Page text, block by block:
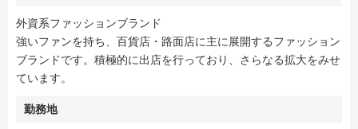
外資系ファッションブランド
強いファンを持ち、百貨店・路面店に主に展開するファッション
ブランドです。積極的に出店を行っており、さらなる拡大をみせ
ています。
勤務地